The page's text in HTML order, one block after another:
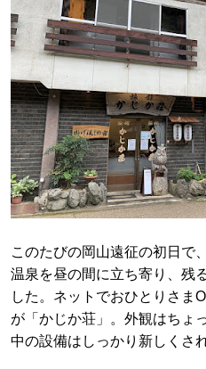
このたびの岡山遠征の初日で
温泉を昼の間に立ち寄り、残
した。ネットでおひとりさま
が「かじか荘」。外観はちょ
中の設備はしっかり新しくさ